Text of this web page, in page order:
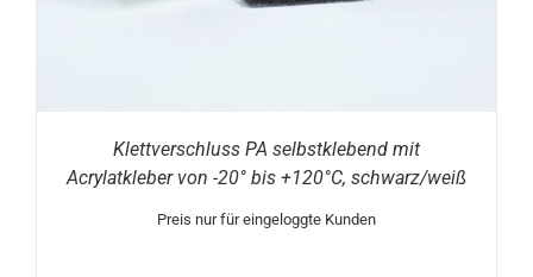
Klettverschluss PA selbstklebend mit
Acrylatkleber von -20° bis +120°C, schwarz/weiß
Preis nur für eingeloggte Kunden